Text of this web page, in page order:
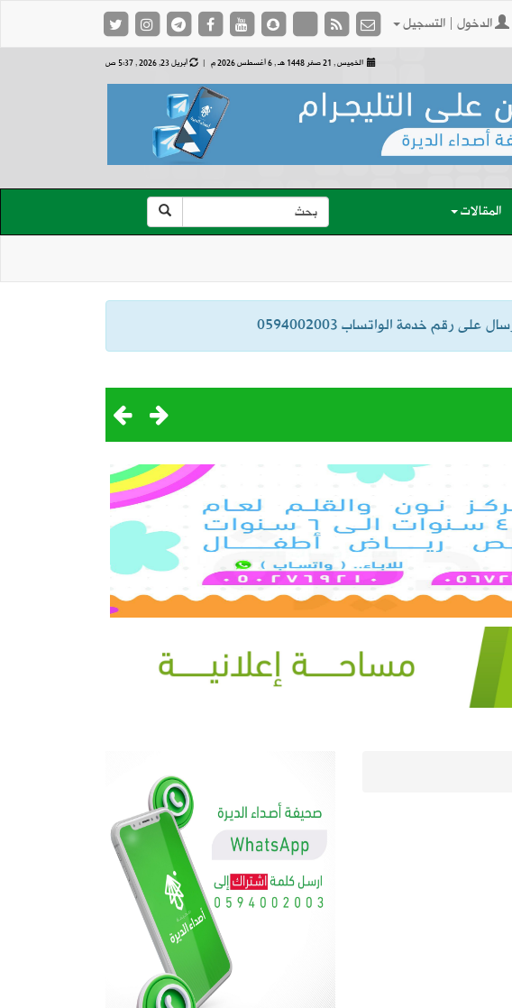
الدخول | التسجيل
الخميس , 21 صفر 1448 هـ , 6 أغسطس 2026 م | أبريل 23, 2026 , 5:37 ص
المقالات
خدمة الواتساب 0594002003